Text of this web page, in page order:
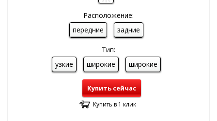
Расположение:
передние
задние
Тип:
узкие
широкие широкие
Купить сейчас
Купить в 1 клик